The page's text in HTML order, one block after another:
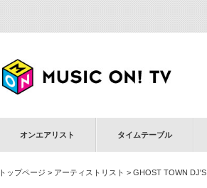
オンエアリスト タイムテーブル
トップページ > アーティストリスト > GHOST TOWN DJ'S